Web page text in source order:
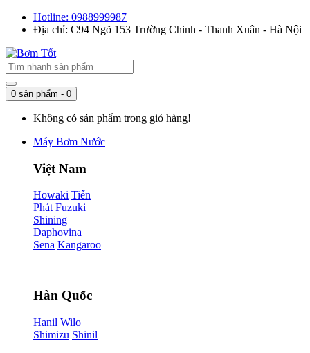
Hotline: 0988999987
Địa chỉ: C94 Ngõ 153 Trường Chinh - Thanh Xuân - Hà Nội
0 sản phẩm - 0
Không có sản phẩm trong giỏ hàng!
Máy Bơm Nước
Việt Nam
Howaki Tiến
Phát Fuzuki
Shining
Daphovina
Sena Kangaroo
Hàn Quốc
Hanil Wilo
Shimizu Shinil